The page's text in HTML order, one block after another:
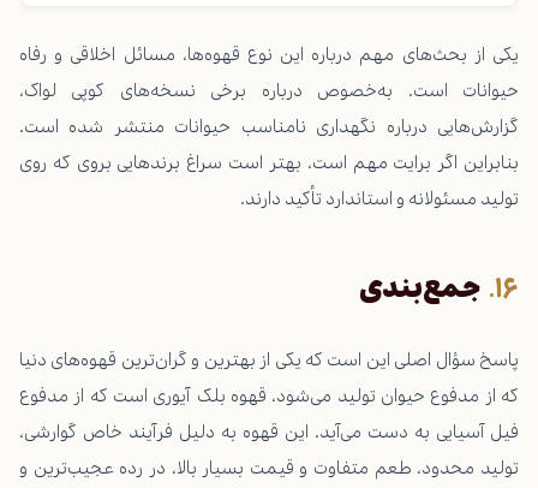
یکی از بحث‌های مهم درباره این نوع قهوه‌ها، مسائل اخلاقی و رفاه
حیوانات است. به‌خصوص درباره برخی نسخه‌های کوپی لواک،
گزارش‌هایی درباره نگهداری نامناسب حیوانات منتشر شده است.
بنابراین اگر برایت مهم است، بهتر است سراغ برندهایی بروی که روی
تولید مسئولانه و استاندارد تأکید دارند.
جمع‌بندی
پاسخ سؤال اصلی این است که یکی از بهترین و گران‌ترین قهوه‌های دنیا
که از مدفوع حیوان تولید می‌شود، قهوه بلک آیوری است که از مدفوع
فیل آسیایی به دست می‌آید. این قهوه به دلیل فرآیند خاص گوارشی،
تولید محدود، طعم متفاوت و قیمت بسیار بالا، در رده عجیب‌ترین و